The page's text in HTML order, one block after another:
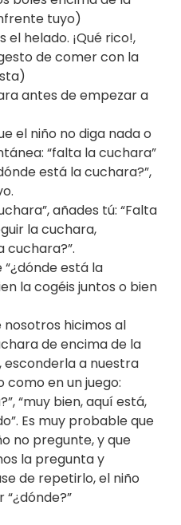
tuyo)
el helado. ¡Qué rico!,
de comer con la
antes de empezar a
el niño no diga nada o
“falta la cuchara”
está la cuchara?”,
añades tú: “Falta
la cuchara,
cuchara?”.
está la
la cogéis juntos o bien
hicimos al
de encima de la
esconderla a nuestra
en un juego:
“muy bien, aquí está,
Es muy probable que
no pregunte, y que
la pregunta y
de repetirlo, el niño